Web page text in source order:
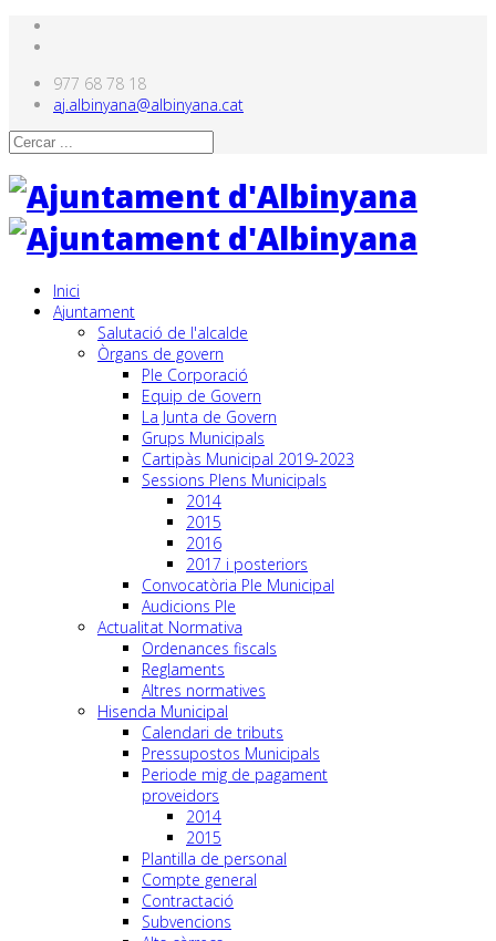
977 68 78 18
aj.albinyana@albinyana.cat
Inici
Ajuntament
Salutació de l'alcalde
Òrgans de govern
Ple Corporació
Equip de Govern
La Junta de Govern
Grups Municipals
Cartipàs Municipal 2019-2023
Sessions Plens Municipals
2014
2015
2016
2017 i posteriors
Convocatòria Ple Municipal
Audicions Ple
Actualitat Normativa
Ordenances fiscals
Reglaments
Altres normatives
Hisenda Municipal
Calendari de tributs
Pressupostos Municipals
Periode mig de pagament
proveidors
2014
2015
Plantilla de personal
Compte general
Contractació
Subvencions